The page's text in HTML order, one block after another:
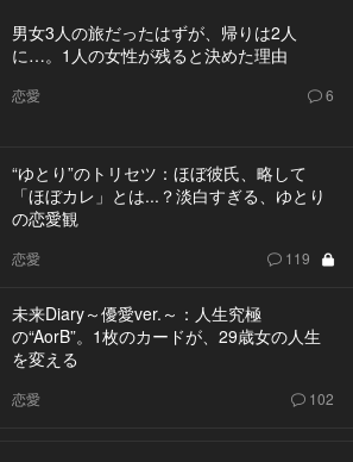
男女3人の旅だったはずが、帰りは2人
に…。1人の女性が残ると決めた理由
恋愛 6
“ゆとり”のトリセツ：ほぼ彼氏、略して
「ほぼカレ」とは...？淡白すぎる、ゆとり
の恋愛観
恋愛 119
未来Diary～優愛ver.～：人生究極
の“AorB”。1枚のカードが、29歳女の人生
を変える
恋愛 102